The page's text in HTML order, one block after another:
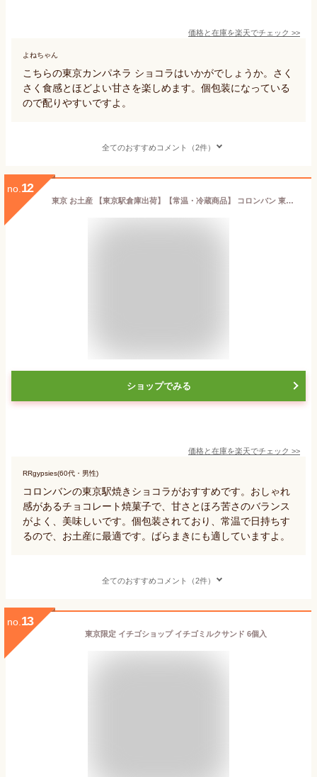
価格と在庫を楽天でチェック >>
よねちゃん
こちらの東京カンパネラ ショコラはいかがでしょうか。さく
さく食感とほどよい甘さを楽しめます。個包装になっている
ので配りやすいですよ。
全てのおすすめコメント（2件）
no. 12
東京 お土産 【東京駅倉庫出荷】【常温・冷蔵商品】 コロンバン 東京駅焼きショコラ 12個入 おみやげ 土産 東京みやげ お菓子 スイーツ 焼菓子 チョコレート お年賀 内祝い お中元 お歳暮 お取り寄せ ギフト プレゼント のし可
ショップでみる
価格と在庫を楽天でチェック >>
RRgypsies(60代・男性)
コロンバンの東京駅焼きショコラがおすすめです。おしゃれ
感があるチョコレート焼菓子で、甘さとほろ苦さのバランス
がよく、美味しいです。個包装されており、常温で日持ちす
るので、お土産に最適です。ばらまきにも適していますよ。
全てのおすすめコメント（2件）
no. 13
東京限定 イチゴショップ イチゴミルクサンド 6個入